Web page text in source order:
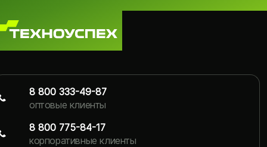
8 800 333-49-87
оптовые клиенты
8 800 775-84-17
корпоративные клиенты